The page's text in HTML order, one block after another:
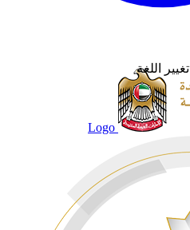
تغيير اللغة
Logo